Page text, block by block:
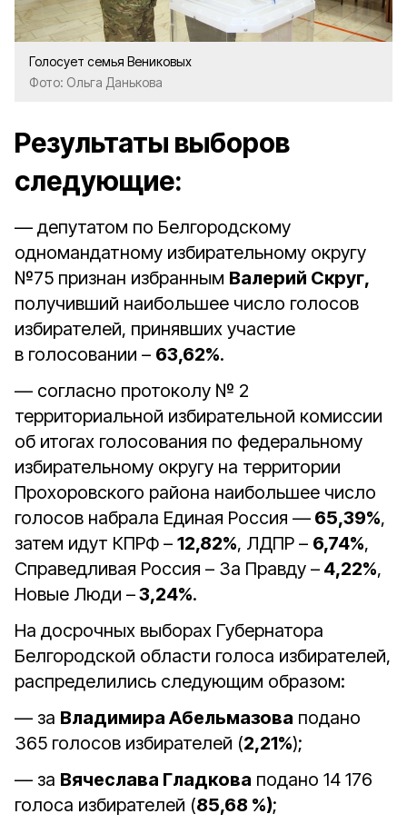
Голосует семья Вениковых
Фото: Ольга Данькова
Результаты выборов
следующие:
— депутатом по Белгородскому
одномандатному избирательному округу
№75 признан избранным Валерий Скруг,
получивший наибольшее число голосов
избирателей, принявших участие
в голосовании – 63,62%.
— согласно протоколу № 2
территориальной избирательной комиссии
об итогах голосования по федеральному
избирательному округу на территории
Прохоровского района наибольшее число
голосов набрала Единая Россия — 65,39%,
затем идут КПРФ – 12,82%, ЛДПР – 6,74%,
Справедливая Россия – За Правду – 4,22%,
Новые Люди –3,24%.
На досрочных выборах Губернатора
Белгородской области голоса избирателей,
распределились следующим образом:
— за Владимира Абельмазова подано
365 голосов избирателей (2,21%);
— за Вячеслава Гладкова подано 14 176
голоса избирателей (85,68 %);